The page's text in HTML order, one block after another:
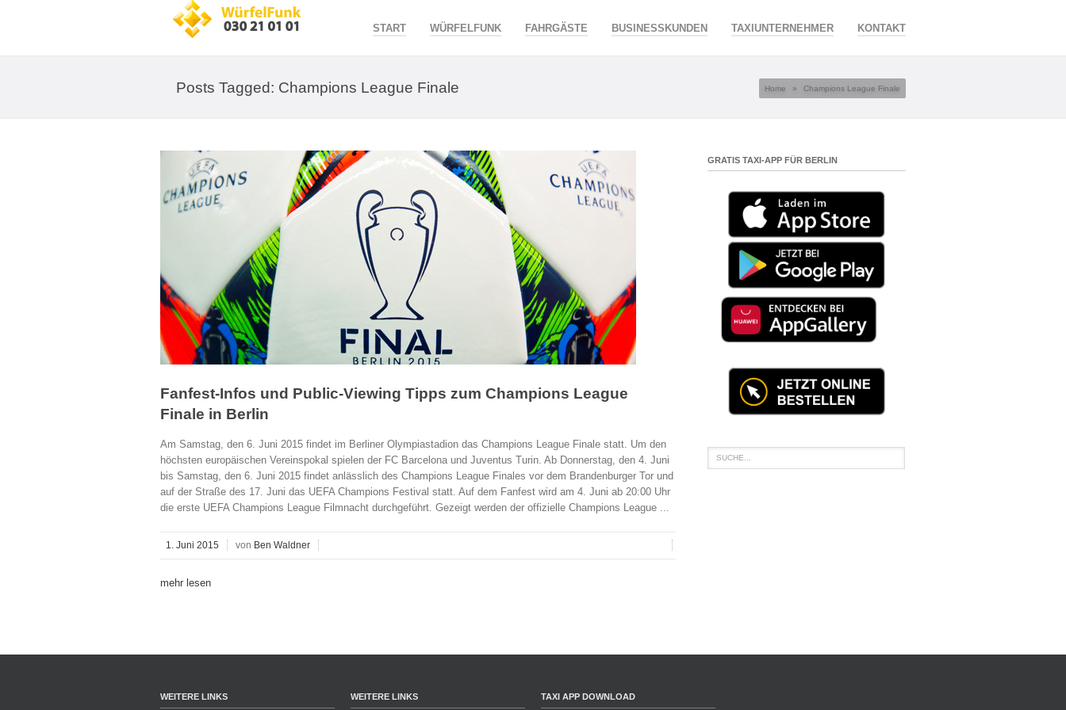
START WÜRFELFUNK FAHRGÄSTE BUSINESSKUNDEN TAXIUNTERNEHMER KONTAKT
Posts Tagged: Champions League Finale Home » Champions League Finale
Fanfest-Infos und Public-Viewing Tipps zum Champions League
Finale in Berlin
Am Samstag, den 6. Juni 2015 findet im Berliner Olympiastadion das Champions League Finale statt. Um den
höchsten europäischen Vereinspokal spielen der FC Barcelona und Juventus Turin. Ab Donnerstag, den 4. Juni
bis Samstag, den 6. Juni 2015 findet anlässlich des Champions League Finales vor dem Brandenburger Tor und
auf der Straße des 17. Juni das UEFA Champions Festival statt. Auf dem Fanfest wird am 4. Juni ab 20:00 Uhr
die erste UEFA Champions League Filmnacht durchgeführt. Gezeigt werden der offizielle Champions League ...
1. Juni 2015 von Ben Waldner
mehr lesen
GRATIS TAXI-APP FÜR BERLIN
WEITERE LINKS WEITERE LINKS TAXI APP DOWNLOAD